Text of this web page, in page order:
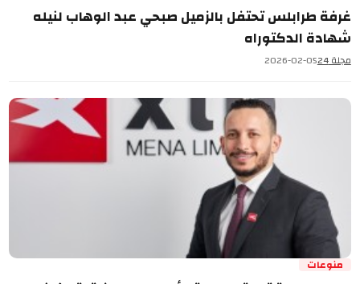
غرفة طرابلس تحتفل بالزميل صبحي عبد الوهاب لنيله
شهادة الدكتوراه
مجلة 24 2026-02-05
منوعات